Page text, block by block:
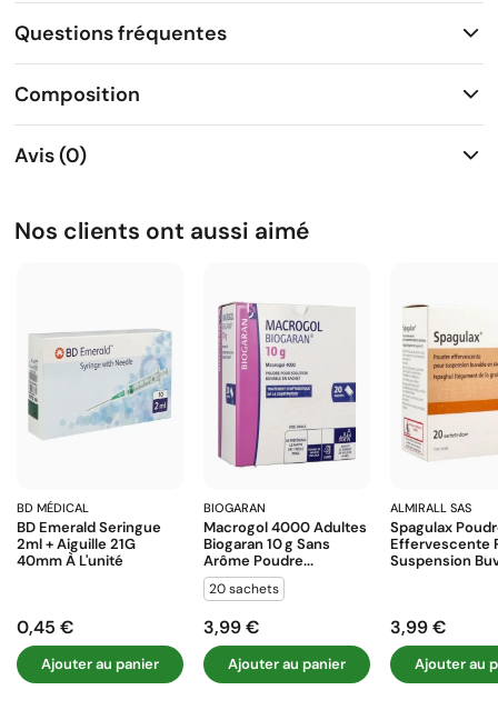
Questions fréquentes
Composition
Avis (0)
Nos clients ont aussi aimé
BD MÉDICAL
BD Emerald Seringue
2ml + Aiguille 21G
40mm À L'unité
Prix
0,45 €
Ajouter au panier
BIOGARAN
Macrogol 4000 Adultes
Biogaran 10 G Sans
Arôme Poudre...
20 sachets
Prix
3,99 €
Ajouter au panier
ALMIRALL SAS
Spagulax
Effervescente
Suspension
Prix
3,99 €
Ajouter au